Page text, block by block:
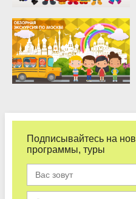
Подписывайтесь на
программы, туры